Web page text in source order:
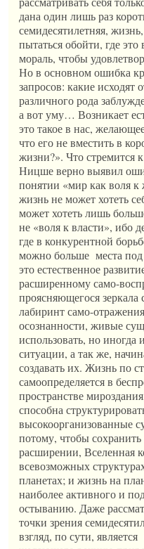
дана один лишь раз
семидесятилетняя,
пытаться обойти, где
мораль, чтобы
Но в основном ошибка
запросов: какие исходят
различного рода
а вот уму… Возникает
это такое в нас,
что его не вместить в
жизни?». Что стремится
Ницше верно выявил
понятии «мир как воля к
жизнь не может хотеть
может хотеть лишь
не «воля к власти», ибо
где в конкурентной
можно больше места
это естественное
расширенному само-
проясняющегося зеркала
лабиринт само-
осознанности, живые
использовать, но иногда
ситуации, а так же,
создавать их. Жизнь по
самоопределяется в
пространстве
способна
высокоорганизованные
потому, чтобы
расширении, Вселенная
всевозможных
планетах; и жизнь на
наиболее активного и
остыванию. Даже
точки зрения
взгляд, по сути,